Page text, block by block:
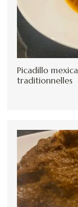
Picadillo
traditionnelles